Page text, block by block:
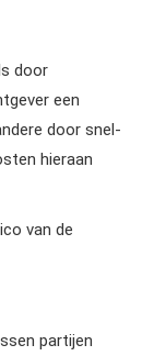
door
een
door snel-
hieraan
van de
partijen